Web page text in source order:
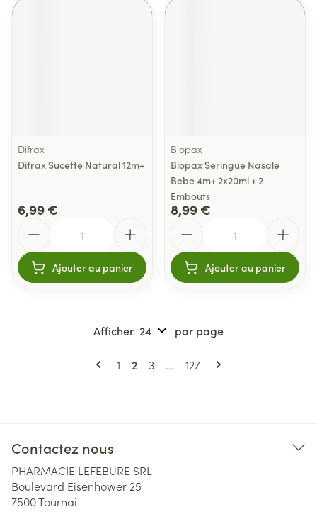
Difrax
Difrax Sucette Natural 12m+
6,99 €
Ajouter au panier
Biopax
Biopax Seringue Nasale
Bebe 4m+ 2x20ml + 2
Embouts
8,99 €
Ajouter au panier
Pages
Page
1 Vous lisez actuellement la page
2 Page
3 ... Page
127
Afficher par page
Contactez nous
PHARMACIE LEFEBURE SRL
Boulevard Eisenhower 25
7500Tournai